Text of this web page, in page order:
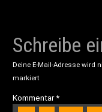
Schreibe
Deine E-Mail-Adresse wird
markiert
Kommentar*